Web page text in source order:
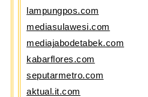
lampungpos.com
mediasulawesi.com
mediajabodetabek.com
kabarflores.com
seputarmetro.com
aktual.it.com